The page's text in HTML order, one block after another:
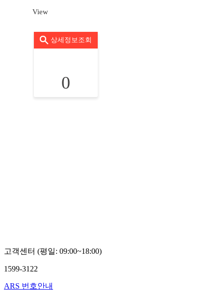
View
상세정보조회
0
고객센터 (평일: 09:00~18:00)
1599-3122
ARS 번호안내